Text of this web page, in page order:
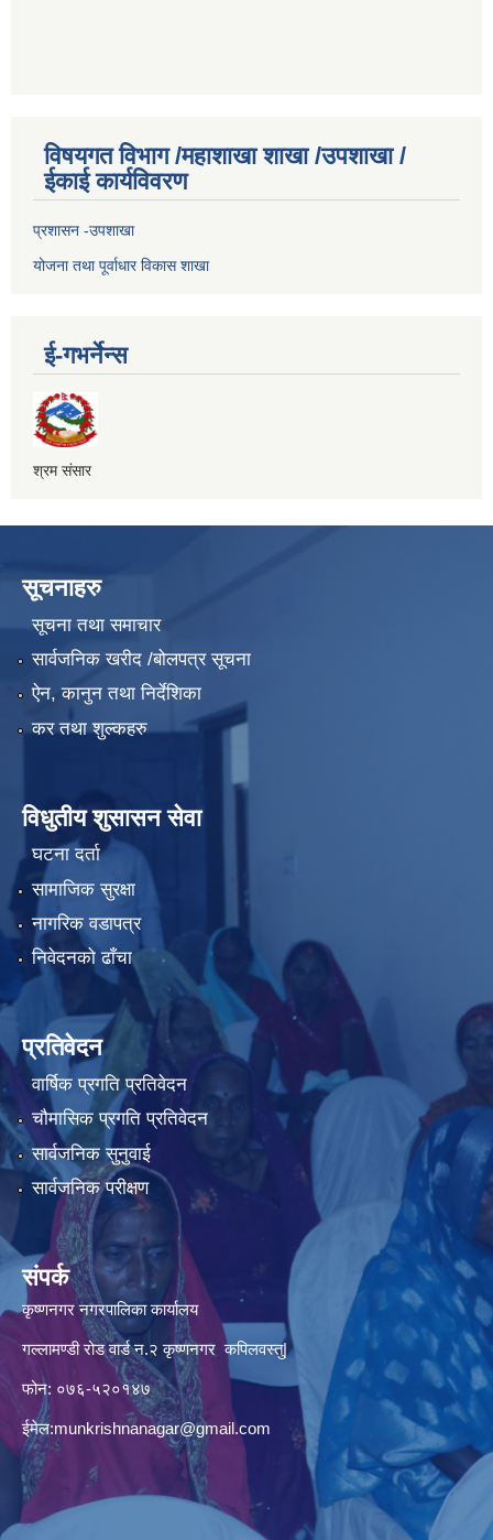
विषयगत विभाग /महाशाखा शाखा /उपशाखा /
ईकाई कार्यविवरण
प्रशासन -उपशाखा
योजना तथा पूर्वाधार विकास शाखा
ई-गभर्नेन्स
श्रम संसार
सूचनाहरु
सूचना तथा समाचार
सार्वजनिक खरीद /बोलपत्र सूचना
ऐन, कानुन तथा निर्देशिका
कर तथा शुल्कहरु
विधुतीय शुसासन सेवा
घटना दर्ता
सामाजिक सुरक्षा
नागरिक वडापत्र
निवेदनको ढाँचा
प्रतिवेदन
वार्षिक प्रगति प्रतिवेदन
चौमासिक प्रगति प्रतिवेदन
सार्वजनिक सुनुवाई
सार्वजनिक परीक्षण
संपर्क
कृष्णनगर नगरपालिका कार्यालय
गल्लामण्डी रोड वार्ड न.२ कृष्णनगर कपिलवस्तु|
फोन: ०७६-५२०१४७
ईमेल:munkrishnanagar@gmail.com